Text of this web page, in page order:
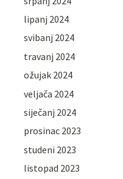
lipanj 2024
svibanj 2024
travanj 2024
ožujak 2024
veljača 2024
siječanj 2024
prosinac 2023
studeni 2023
listopad 2023